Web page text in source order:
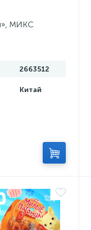
МИКС
2663512
Китай